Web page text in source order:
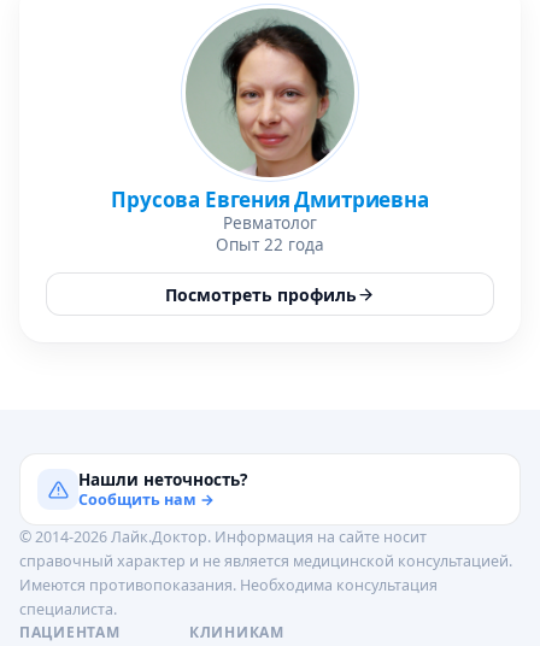
Прусова Евгения Дмитриевна
Ревматолог
Опыт 22 года
Посмотреть профиль
Нашли неточность?
Сообщить нам →
© 2014-2026 Лайк.Доктор. Информация на сайте носит
справочный характер и не является медицинской консультацией.
Имеются противопоказания. Необходима консультация
специалиста.
ПАЦИЕНТАМ
КЛИНИКАМ